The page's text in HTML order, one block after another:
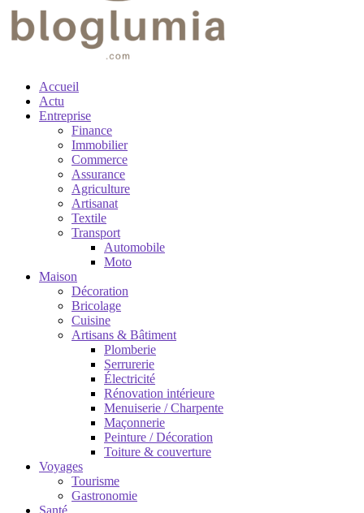
Accueil
Actu
Entreprise
Finance
Immobilier
Commerce
Assurance
Agriculture
Artisanat
Textile
Transport
Automobile
Moto
Maison
Décoration
Bricolage
Cuisine
Artisans & Bâtiment
Plomberie
Serrurerie
Électricité
Rénovation intérieure
Menuiserie / Charpente
Maçonnerie
Peinture / Décoration
Toiture & couverture
Voyages
Tourisme
Gastronomie
Santé